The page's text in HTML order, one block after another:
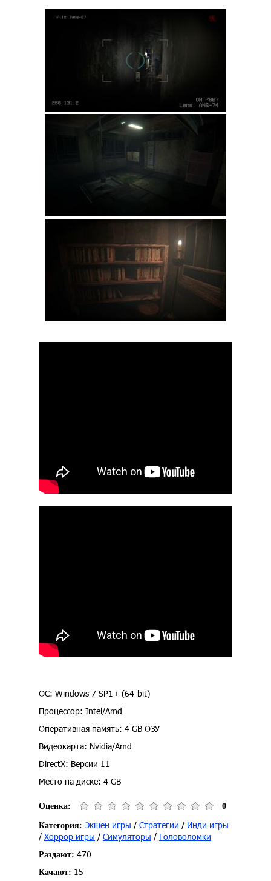
ОС: Windows 7 SP1+ (64-bit)
Процессор: Intel/Amd
Оперативная память: 4 GB ОЗУ
Видеокарта: Nvidia/Amd
DirectX: Версии 11
Место на диске: 4 GB
Оценка: 0
Категория: Экшен игры / Стратегии / Инди игры
/ Хоррор игры / Симуляторы / Головоломки
Раздают: 470
Качают: 15